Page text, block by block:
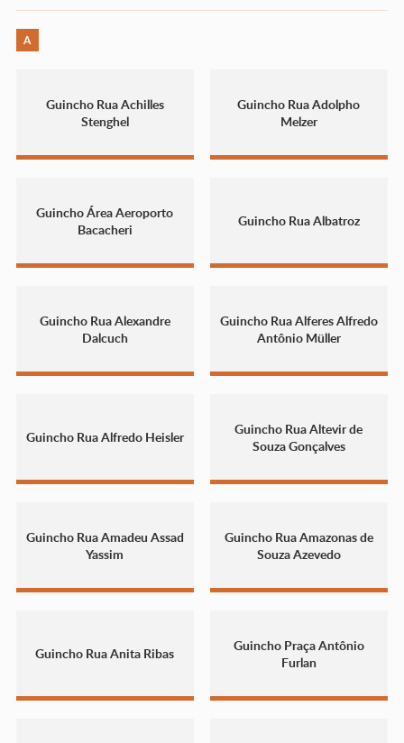
A
Guincho Rua Achilles
Stenghel
Guincho Rua Adolpho
Melzer
Guincho Área Aeroporto
Bacacheri
Guincho Rua Albatroz
Guincho Rua Alexandre
Dalcuch
Guincho Rua Alferes Alfredo
Antônio Müller
Guincho Rua Alfredo Heisler
Guincho Rua Altevir de
Souza Gonçalves
Guincho Rua Amadeu Assad
Yassim
Guincho Rua Amazonas de
Souza Azevedo
Guincho Rua Anita Ribas
Guincho Praça Antônio
Furlan